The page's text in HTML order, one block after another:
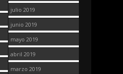
julio 2019
junio 2019
mayo 2019
abril 2019
marzo 2019